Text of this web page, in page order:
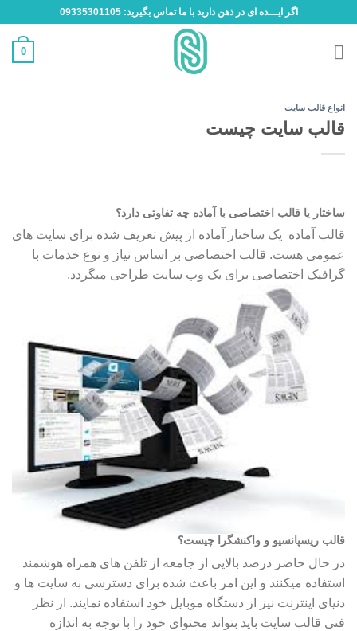
content
اگر ایـــده ای در ذهن دارید با ما تماس بگیرید: 09335301105
0
انواع قالب سایت
قالب سایت چیست
ساختار یا قالب اختصاصی با آماده چه تفاوتی دارد؟
قالب آماده یک ساختار آماده از پیش تعریف شده برای سایت های
عمومی هست. قالب اختصاصی بر اساس نیاز و نوع خدمات با
گرافیک اختصاصی برای یک وب سایت طراحی میگردد.
قالب ریسپانسیو و واکنشگرا چیست؟
در حال حاضر درصد بالایی از جامعه از تلفن های همراه هوشمند
استفاده میکنند و این امر باعث شده برای دسترسی به سایت ها و
دنیای اینترنت نیز از دستگاه موبایل خود استفاده نمایند. از نظر
فنی قالب سایت باید بتواند محتوای خود را با توجه به اندازه